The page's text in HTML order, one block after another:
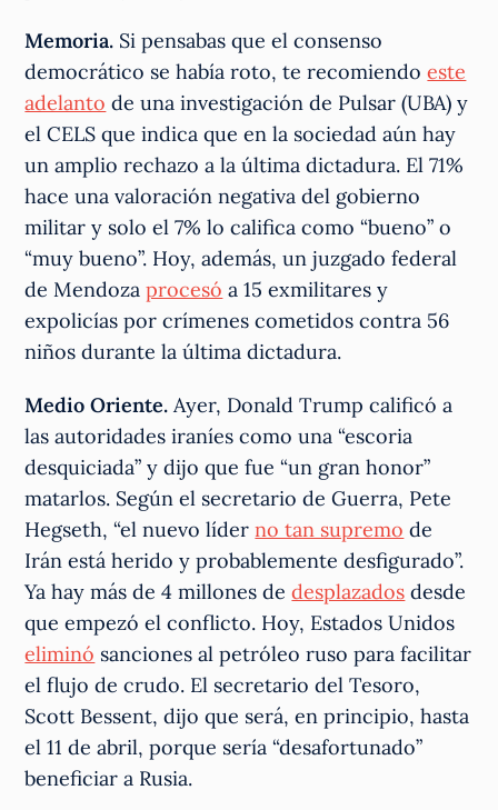
Memoria. Si pensabas que el consenso
democrático se había roto, te recomiendoeste
adelanto de una investigación de Pulsar (UBA) y
el CELS que indica que en la sociedad aún hay
un amplio rechazo a la última dictadura. El 71%
hace una valoración negativa del gobierno
militar y solo el 7% lo califica como “bueno” o
“muy bueno”. Hoy, además, un juzgado federal
de Mendozaprocesó a 15 exmilitares y
expolicías por crímenes cometidos contra 56
niños durante la última dictadura.
Medio Oriente. Ayer, Donald Trump calificó a
las autoridades iraníes como una “escoria
desquiciada” y dijo que fue “un gran honor”
matarlos. Según el secretario de Guerra, Pete
Hegseth, “el nuevo líderno tan supremo de
Irán está herido y probablemente desfigurado”.
Ya hay más de 4 millones dedesplazados desde
que empezó el conflicto. Hoy, Estados Unidos
eliminó sanciones al petróleo ruso para facilitar
el flujo de crudo. El secretario del Tesoro,
Scott Bessent, dijo que será, en principio, hasta
el 11 de abril, porque sería “desafortunado”
beneficiar a Rusia.